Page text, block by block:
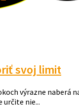
svoj limit
výrazne
určite nie...